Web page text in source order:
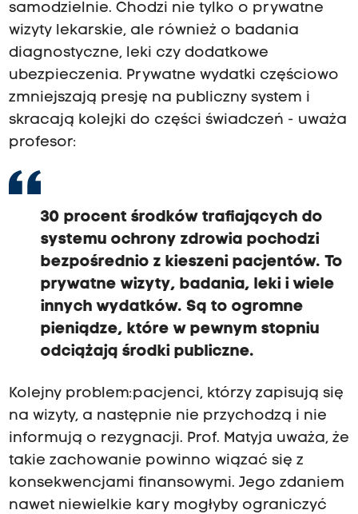
samodzielnie. Chodzi nie tylko o prywatne
wizyty lekarskie, ale również o badania
diagnostyczne, leki czy dodatkowe
ubezpieczenia. Prywatne wydatki częściowo
zmniejszają presję na publiczny system i
skracają kolejki do części świadczeń - uważa
profesor:
30 procent środków trafiających do
systemu ochrony zdrowia pochodzi
bezpośrednio z kieszeni pacjentów. To
prywatne wizyty, badania, leki i wiele
innych wydatków. Są to ogromne
pieniądze, które w pewnym stopniu
odciążają środki publiczne.
Kolejny problem: pacjenci, którzy zapisują się
na wizyty, a następnie nie przychodzą i nie
informują o rezygnacji. Prof. Matyja uważa, że
takie zachowanie powinno wiązać się z
konsekwencjami finansowymi. Jego zdaniem
nawet niewielkie kary mogłyby ograniczyć